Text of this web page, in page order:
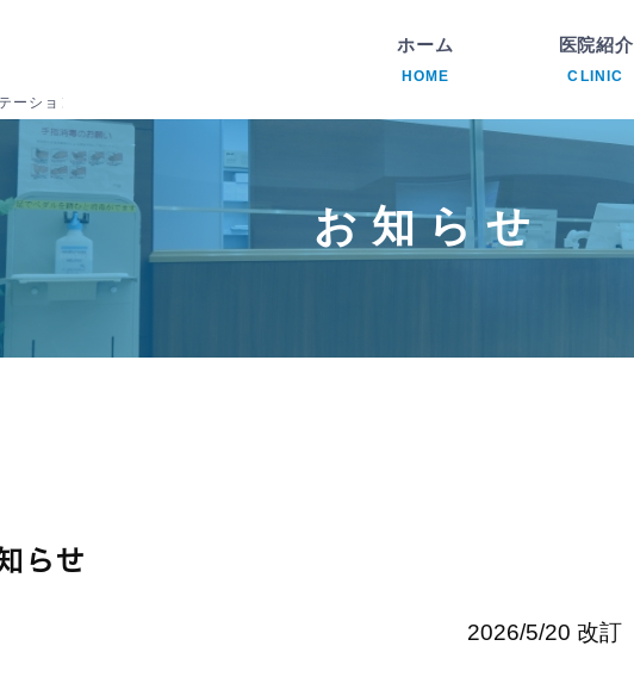
ホーム
HOME
医院紹介
CLINIC
お知らせ
らせ
2026/5/20 改訂